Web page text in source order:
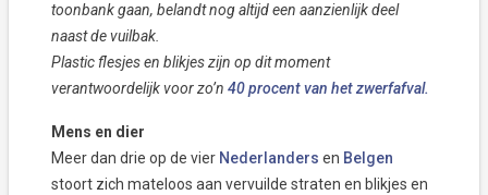
toonbank gaan, belandt nog altijd een aanzienlijk deel
naast de vuilbak.
Plastic flesjes en blikjes zijn op dit moment
verantwoordelijk voor zo’n 40 procent van het zwerfafval.
Mens en dier
Meer dan drie op de vier Nederlanders en Belgen
stoort zich mateloos aan vervuilde straten en blikjes en